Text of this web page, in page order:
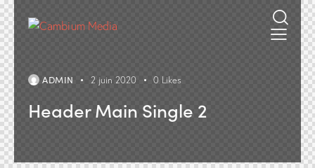
ADMIN 2 juin 2020 0 Likes
Header Main Single 2